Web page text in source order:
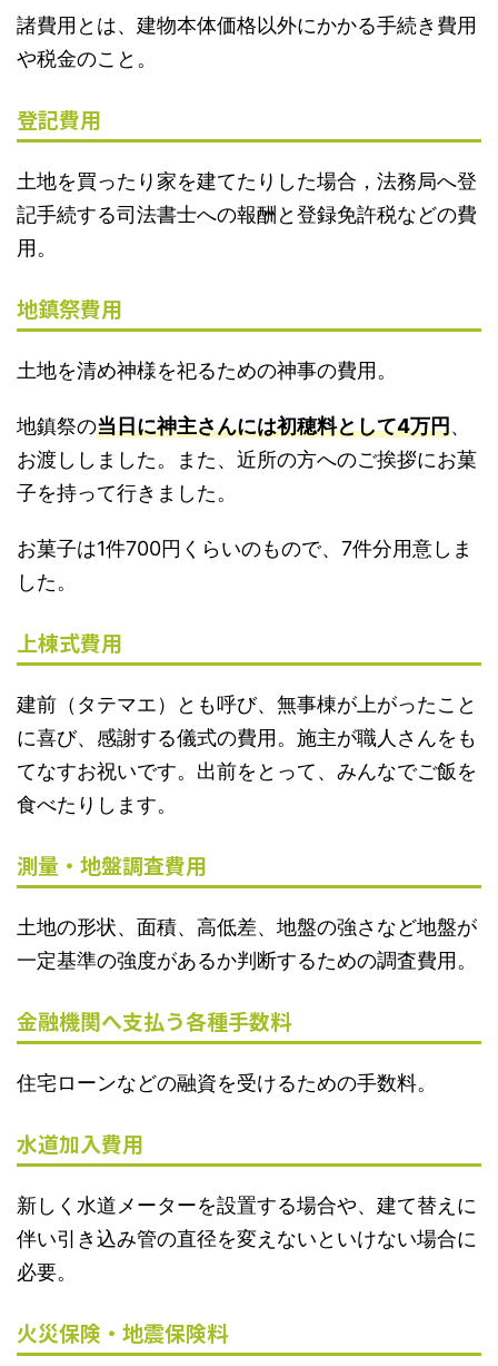
諸費用とは、建物本体価格以外にかかる手続き費用
や税金のこと。
登記費用
土地を買ったり家を建てたりした場合，法務局へ登
記手続する司法書士への報酬と登録免許税などの費
用。
地鎮祭費用
土地を清め神様を祀るための神事の費用。
地鎮祭の当日に神主さんには初穂料として4万円、
お渡ししました。また、近所の方へのご挨拶にお菓
子を持って行きました。
お菓子は1件700円くらいのもので、7件分用意しま
した。
上棟式費用
建前（タテマエ）とも呼び、無事棟が上がったこと
に喜び、感謝する儀式の費用。施主が職人さんをも
てなすお祝いです。出前をとって、みんなでご飯を
食べたりします。
測量・地盤調査費用
土地の形状、面積、高低差、地盤の強さなど地盤が
一定基準の強度があるか判断するための調査費用。
金融機関へ支払う各種手数料
住宅ローンなどの融資を受けるための手数料。
水道加入費用
新しく水道メーターを設置する場合や、建て替えに
伴い引き込み管の直径を変えないといけない場合に
必要。
火災保険・地震保険料